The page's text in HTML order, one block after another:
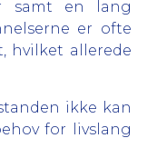
samt en lang
er ofte
hvilket allerede
ikke kan
for livslang